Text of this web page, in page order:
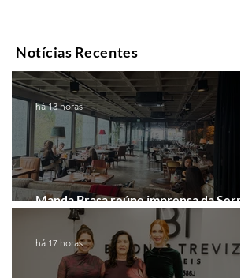
Notícias Recentes
Manda Brasa reúne imprensa da Serra
Gaúcha para falar de expansão
há 13 horas
há 17 horas